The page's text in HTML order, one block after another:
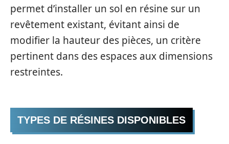
permet d’installer un sol en résine sur un
revêtement existant, évitant ainsi de
modifier la hauteur des pièces, un critère
pertinent dans des espaces aux dimensions
restreintes.
TYPES DE RÉSINES DISPONIBLES